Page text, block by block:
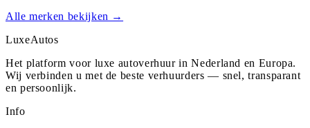
Alle merken bekijken →
LuxeAutos
Het platform voor luxe autoverhuur in Nederland en Europa.
Wij verbinden u met de beste verhuurders — snel, transparant
en persoonlijk.
Info